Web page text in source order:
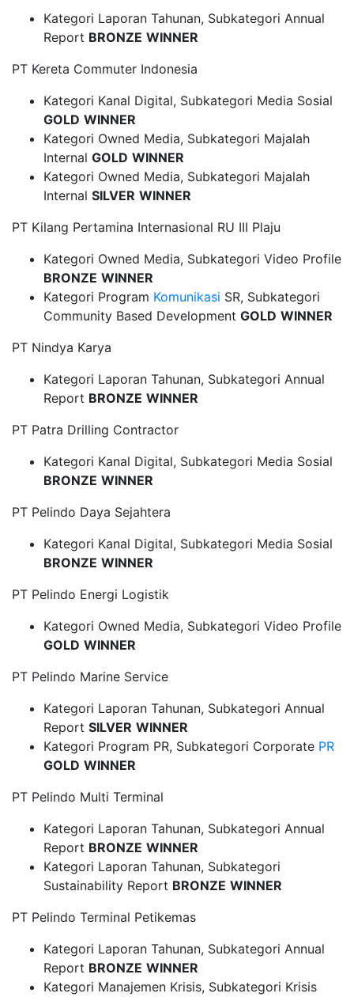
Kategori Laporan Tahunan, Subkategori Annual
Report BRONZE WINNER
PT Kereta Commuter Indonesia
Kategori Kanal Digital, Subkategori Media Sosial
GOLD WINNER
Kategori Owned Media, Subkategori Majalah
Internal GOLD WINNER
Kategori Owned Media, Subkategori Majalah
Internal SILVER WINNER
PT Kilang Pertamina Internasional RU III Plaju
Kategori Owned Media, Subkategori Video Profile
BRONZE WINNER
Kategori Program Komunikasi SR, Subkategori
Community Based Development GOLD WINNER
PT Nindya Karya
Kategori Laporan Tahunan, Subkategori Annual
Report BRONZE WINNER
PT Patra Drilling Contractor
Kategori Kanal Digital, Subkategori Media Sosial
BRONZE WINNER
PT Pelindo Daya Sejahtera
Kategori Kanal Digital, Subkategori Media Sosial
BRONZE WINNER
PT Pelindo Energi Logistik
Kategori Owned Media, Subkategori Video Profile
GOLD WINNER
PT Pelindo Marine Service
Kategori Laporan Tahunan, Subkategori Annual
Report SILVER WINNER
Kategori Program PR, Subkategori Corporate PR
GOLD WINNER
PT Pelindo Multi Terminal
Kategori Laporan Tahunan, Subkategori Annual
Report BRONZE WINNER
Kategori Laporan Tahunan, Subkategori
Sustainability Report BRONZE WINNER
PT Pelindo Terminal Petikemas
Kategori Laporan Tahunan, Subkategori Annual
Report BRONZE WINNER
Kategori Manajemen Krisis, Subkategori Krisis